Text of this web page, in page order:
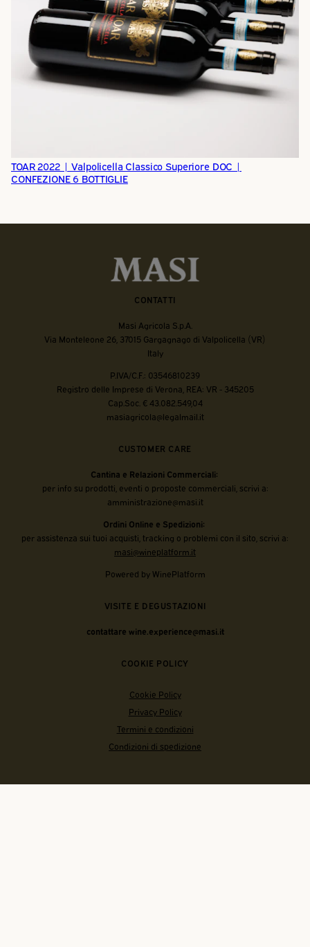
TOAR 2022 | Valpolicella Classico Superiore DOC |
CONFEZIONE 6 BOTTIGLIE
CONTATTI
Masi Agricola S.p.A.
Via Monteleone 26, 37015 Gargagnago di Valpolicella (VR)
Italy
P.IVA/C.F.: 03546810239
Registro delle Imprese di Verona, REA: VR - 345205
Cap.Soc. € 43.082.549,04
masiagricola@legalmail.it
CUSTOMER CARE
Cantina e Relazioni Commerciali:
per info su prodotti, eventi o proposte commerciali, scrivi a:
amministrazione@masi.it
Ordini Online e Spedizioni:
per assistenza sui tuoi acquisti, tracking o problemi con il sito, scrivi a:
masi@wineplatform.it
Powered by WinePlatform
VISITE E DEGUSTAZIONI
contattare wine.experience@masi.it
COOKIE POLICY
Cookie Policy
Privacy Policy
Termini e condizioni
Condizioni di spedizione